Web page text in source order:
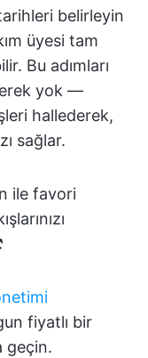
belirleyin
üyesi tam
Bu adımları
yok —
hallederek,
sağlar.
ile favori
fiyatlı bir
geçin.